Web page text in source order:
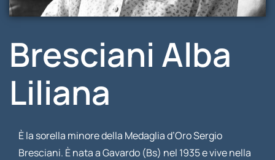
Bresciani Alba
Liliana
È la sorella minore della Medaglia d’Oro Sergio
Bresciani. È nata a Gavardo (Bs) nel 1935 e vive nella